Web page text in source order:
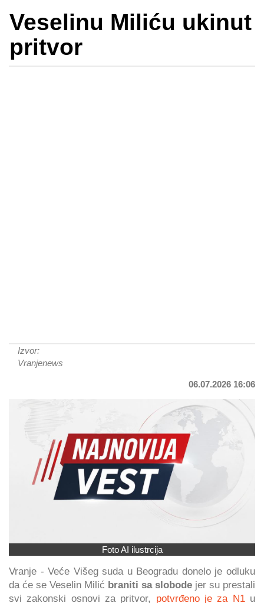
Veselinu Miliću ukinut
pritvor
Izvor:
Vranjenews
06.07.2026 16:06
Foto AI ilustrcija
Vranje - Veće Višeg suda u Beogradu donelo je odluku
da će se Veselin Milić braniti sa slobode jer su prestali
svi zakonski osnovi za pritvor, potvrđeno je za N1u